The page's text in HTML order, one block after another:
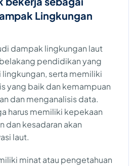
Lingkungan
dampak lingkungan laut
pendidikan yang
serta memiliki
yang baik dan kemampuan
dan menganalisis data.
harus memiliki kepekaan
dan kesadaran akan
laut.
minat atau pengetahuan